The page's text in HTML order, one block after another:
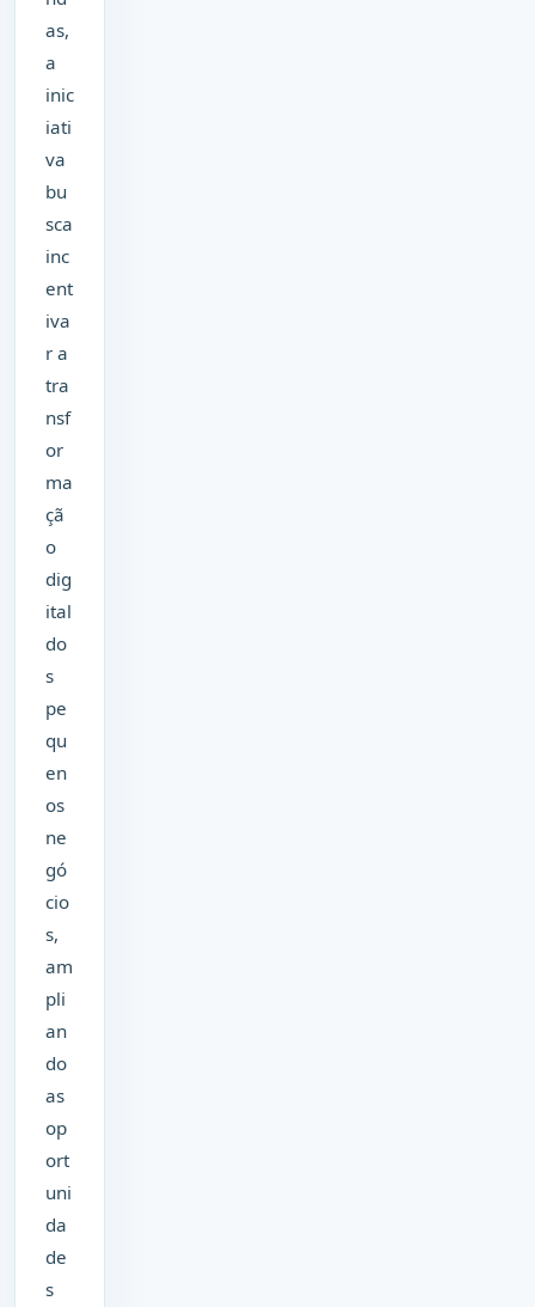
as,
a
inic
iati
va
bu
sca
inc
ent
iva
r a
tra
nsf
or
ma
çã
o
dig
ital
do
s
pe
qu
en
os
ne
gó
cio
s,
am
pli
an
do
as
op
ort
uni
da
de
s